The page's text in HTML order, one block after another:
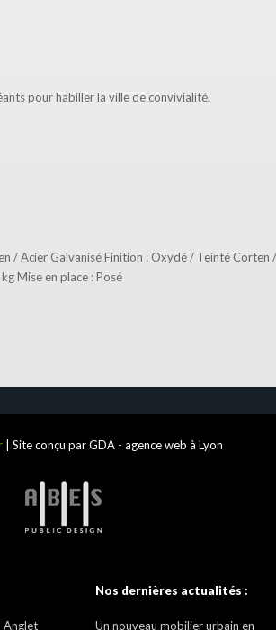
pour habiller la ville de convivialité.
/ Acier Galvanisé Finition : Oxydé / Teinté Corten /
Mise en place : Posé
| Site conçu par GDA - agence web à Lyon
Anglet
Nos dernières actualités :
Un nouveau mobilier urbain en